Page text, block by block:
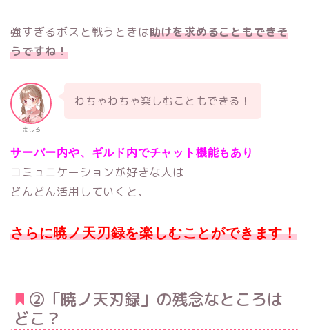
強すぎるボスと戦うときは助けを求めることもできそ
うですね！
ましろ
わちゃわちゃ楽しむこともできる！
サーバー内や、ギルド内でチャット機能もあり
コミュニケーションが好きな人は
どんどん活用していくと、
さらに暁ノ天刃録を楽しむことができます！
②「暁ノ天刃録」の残念なところは
どこ？